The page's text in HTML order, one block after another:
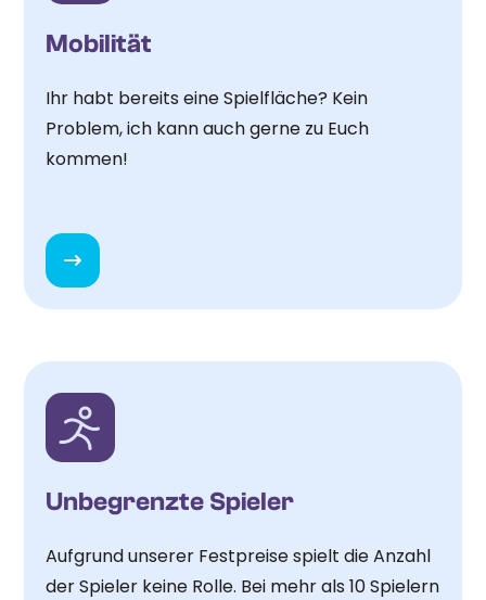
Mobilität
Ihr habt bereits eine Spielfläche? Kein
Problem, ich kann auch gerne zu Euch
kommen!
Unbegrenzte Spieler
Aufgrund unserer Festpreise spielt die Anzahl
der Spieler keine Rolle. Bei mehr als 10 Spielern